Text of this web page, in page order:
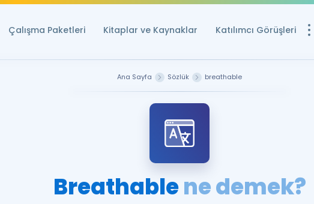
Çalışma Paketleri Kitaplar ve Kaynaklar Katılımcı Görüşleri
Ücretsiz
YDS ve YÖKDİL
Ana Sayfa Sözlük breathable
Breathablene demek?